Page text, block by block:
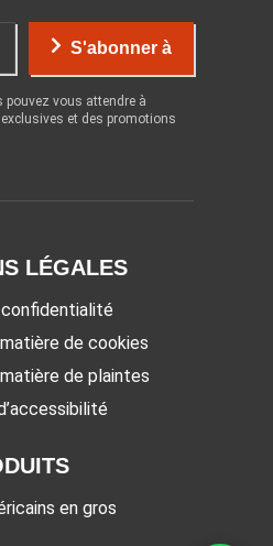
S'abonner à
pouvez vous attendre à
et des promotions
LÉGALES
de cookies
de plaintes
en gros